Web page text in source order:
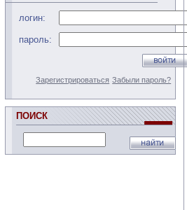
логин:
пароль:
Зарегистрироваться Забыли пароль?
ПОИСК